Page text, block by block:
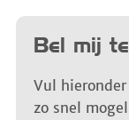
Vacature
Bel mij
Vul
zo snel